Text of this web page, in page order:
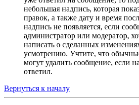
небольшая надпись, которая
правок, а также дату и время
надпись не появляется, если
администратор или модератор,
написать о сделанных
усмотрению. Учтите, что
могут удалить сообщение, если
ответил.
Вернуться к началу